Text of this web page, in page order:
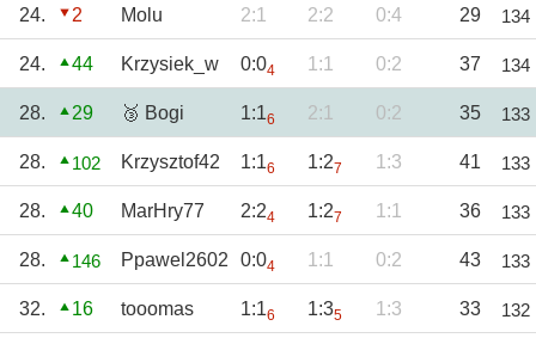
24. 2 Molu 2:1 2:2 0:4 29 134
24. 44 Krzysiek_w 0:04 1:1 0:2 37 134
28. 29 🥉 Bogi 1:16 2:1 0:2 35 133
28. 102 Krzysztof42 1:16 1:27 1:3 41 133
28. 40 MarHry77 2:24 1:27 1:1 36 133
28. 146 Ppawel2602 0:04 1:1 0:2 43 133
32. 16 tooomas 1:16 1:35 1:3 33 132